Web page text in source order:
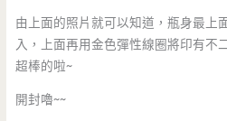
由上面的照片就可以知道，瓶身最上
入，上面再用金色彈性線圈將印有不
超棒的啦~
開封嚕~~